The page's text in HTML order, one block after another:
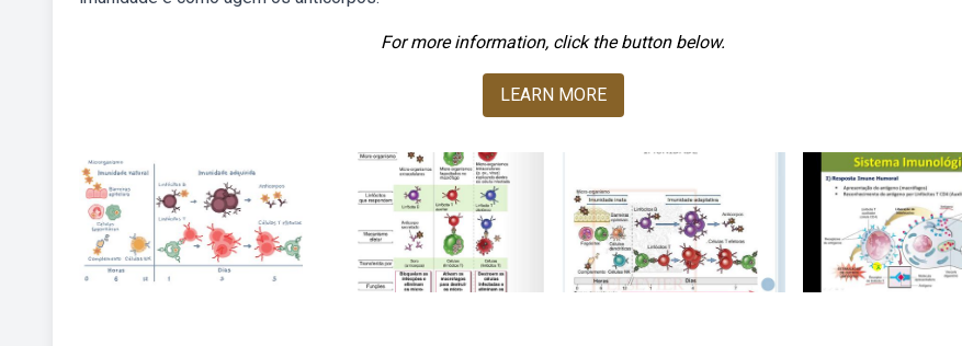
For more information, click the button below.
LEARN MORE